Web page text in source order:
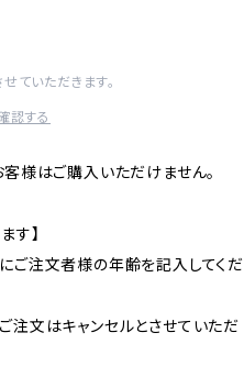
ていただきます。
認する
様はご購入いただけません。
す】
ご注文者様の年齢を記入してくだ
注文はキャンセルとさせていただ